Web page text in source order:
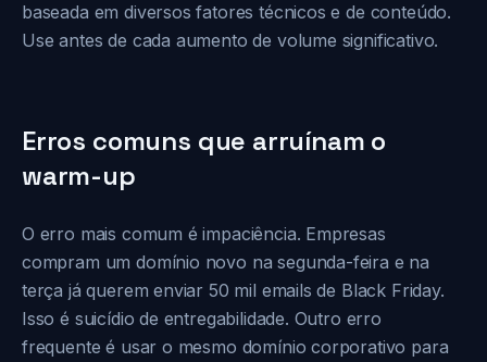
baseada em diversos fatores técnicos e de conteúdo.
Use antes de cada aumento de volume significativo.
Erros comuns que arruínam o
warm-up
O erro mais comum é impaciência. Empresas
compram um domínio novo na segunda-feira e na
terça já querem enviar 50 mil emails de Black Friday.
Isso é suicídio de entregabilidade. Outro erro
frequente é usar o mesmo domínio corporativo para